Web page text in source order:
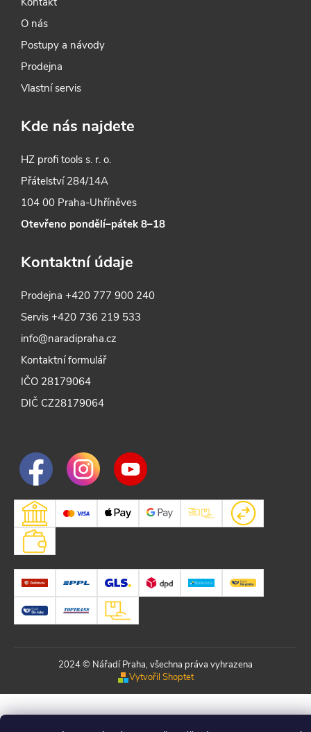
O nás
Postupy a návody
Prodejna
Vlastní servis
Kde nás najdete
HZ profi tools s. r. o.
Přátelství 284/14A
104 00 Praha-Uhříněves
Otevřeno pondělí–pátek 8–18
Kontaktní údaje
Prodejna+420 777 900 240
Servis+420 736 219 533
info@naradipraha.cz
Kontaktní formulář
IČO 28179064
DIČ CZ28179064
2024 © Nářadí Praha, všechna práva vyhrazena
Vytvořil Shoptet